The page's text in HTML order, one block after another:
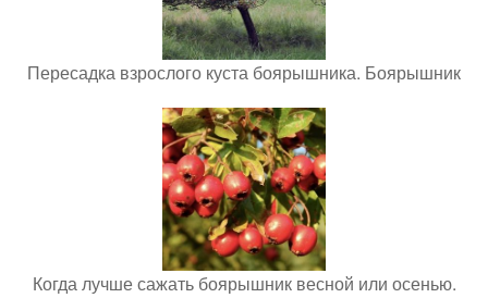
Пересадка взрослого куста боярышника. Боярышник
Когда лучше сажать боярышник весной или осенью.